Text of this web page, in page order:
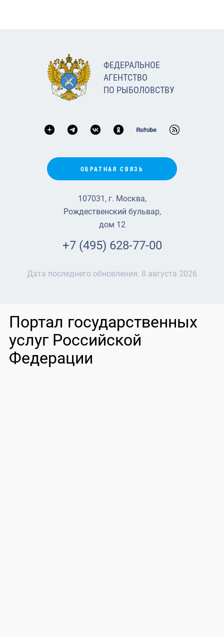
ФЕДЕРАЛЬНОЕ
АГЕНТСТВО
ПО РЫБОЛОВСТВУ
ОБРАТНАЯ СВЯЗЬ
107031, г. Москва,
Рождественский бульвар,
дом 12
+7 (495) 628-77-00
Дата последнего обновления: 8 августа 2026
Портал государственных
услуг Российской
Федерации